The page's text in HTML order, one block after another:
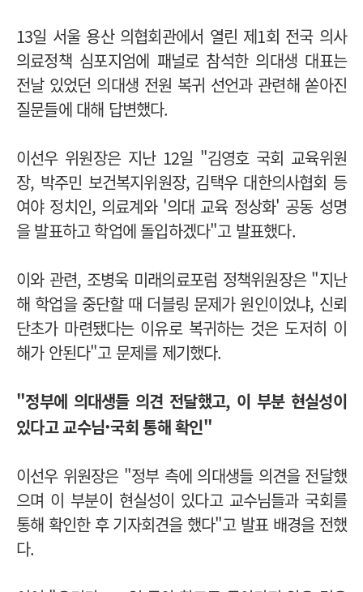
13일 서울 용산 의협회관에서 열린 제1회 전국 의사
의료정책 심포지엄에 패널로 참석한 의대생 대표는
전날 있었던 의대생 전원 복귀 선언과 관련해 쏟아진
질문들에 대해 답변했다.
이선우 위원장은 지난 12일 "김영호 국회 교육위원
장, 박주민 보건복지위원장, 김택우 대한의사협회 등
여야 정치인, 의료계와 '의대 교육 정상화' 공동 성명
을 발표하고 학업에 돌입하겠다"고 발표했다.
이와 관련, 조병욱 미래의료포럼 정책위원장은 "지난
해 학업을 중단할 때 더블링 문제가 원인이었냐, 신뢰
단초가 마련됐다는 이유로 복귀하는 것은 도저히 이
해가 안된다"고 문제를 제기했다.
"정부에 의대생들 의견 전달했고, 이 부분 현실성이
있다고 교수님·국회 통해 확인"
이선우 위원장은 "정부 측에 의대생들 의견을 전달했
으며 이 부분이 현실성이 있다고 교수님들과 국회를
통해 확인한 후 기자회견을 했다"고 발표 배경을 전했
다.